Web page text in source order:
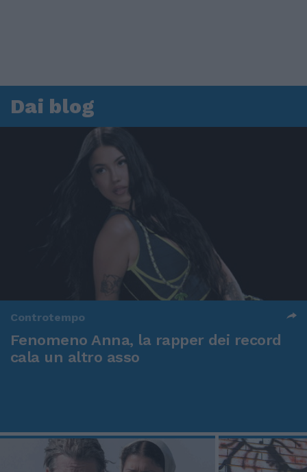
Dai blog
Controtempo
Fenomeno Anna, la rapper dei record
cala un altro asso